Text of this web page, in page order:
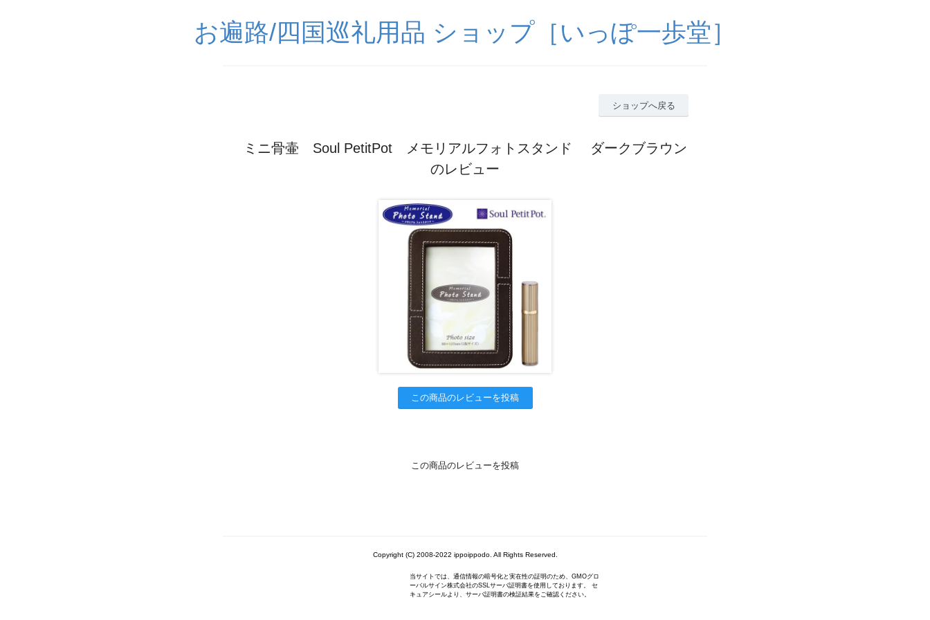
お遍路/四国巡礼用品 ショップ［いっぽ一歩堂］
ショップへ戻る
ミニ骨壷 Soul PetitPot メモリアルフォトスタンド ダークブラウン
のレビュー
この商品のレビューを投稿
この商品のレビューを投稿
Copyright (C) 2008-2022 ippoippodo. All Rights Reserved.
当サイトでは、通信情報の暗号化と実在性の証明のため、GMOグロ
ーバルサイン株式会社のSSLサーバ証明書を使用しております。 セ
キュアシールより、サーバ証明書の検証結果をご確認ください。